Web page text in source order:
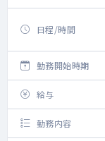
日程/時間
勤務開始時期
給与
勤務内容